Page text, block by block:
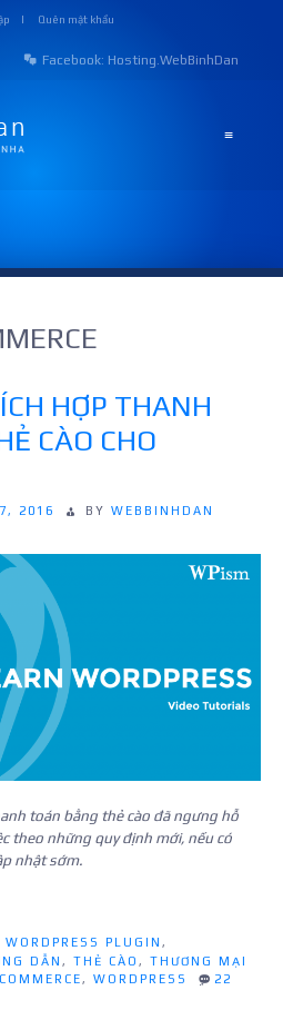
Quên mật khẩu
Facebook: Hosting.WebBinhDan
≡
HỢP THANH
CÀO CHO
2016 BY WEBBINHDAN
toán bằng thẻ cào đã ngưng hỗ
theo những quy định mới, nếu có
nhật sớm.
PLUGIN ,
DẪN , THẺ CÀO , THƯƠNG MẠI
, WORDPRESS
22